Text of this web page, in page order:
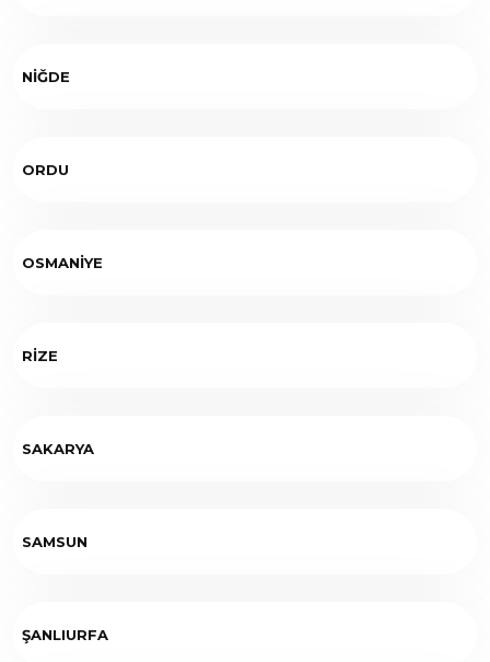
NİĞDE
ORDU
OSMANİYE
RİZE
SAKARYA
SAMSUN
ŞANLIURFA